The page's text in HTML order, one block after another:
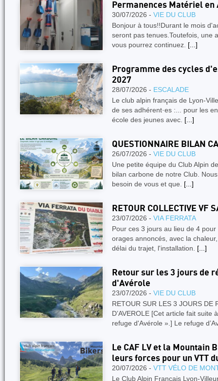
Permanences Matériel en
30/07/2026 - VIE DU CLUB
Bonjour à tous!!Durant le mois
seront pas tenues.Toutefois, une
vous pourrez continuez. [...]
Programme des cycles
2027
28/07/2026 - ESCALADE
Le club alpin français de Lyon-
de ses adhérent·es :... pour les
école des jeunes avec. [...]
QUESTIONNAIRE BILAN
26/07/2026 - VIE DU CLUB
Une petite équipe du Club Alpin
bilan carbone de notre Club.
besoin de vous et que. [...]
RETOUR COLLECTIVE VF
23/07/2026 - VIA FERRATA
Pour ces 3 jours au lieu de 4
orages annoncés, avec la
délai du trajet, l'installation. [...]
Retour sur les 3 jours de
d'Avérole
23/07/2026 - VIE DU CLUB
RETOUR SUR LES 3 JOURS DE
D’AVEROLE [Cet article fait
refuge d'Avérole ».] Le refuge
Le CAF LV et la Mountain
leurs forces pour un VTT
20/07/2026 - VTT VÉLO DE
Le Club Alpin Français Lyon-